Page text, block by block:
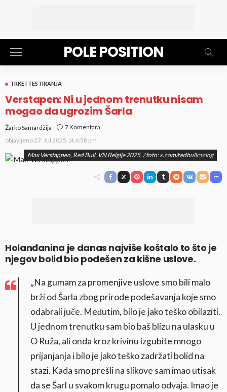
POLE POSITION
TRKE I TESTIRANJA
Verstapen: Ni u jednom trenutku nisam
mogao da ugrozim Šarla
Žarko Samardžija
7 Komentara
objavljeno 27. Jul 2025. at 6:58 pm
Max Verstappen, Red Bull, VN Belgije 2025. / foto: x.com/redbullracing
Holanđanina je danas najviše koštalo to što je
njegov bolid bio podešen za kišne uslove.
„Na gumam za promenjive uslove smo bili malo
brži od Šarla zbog prirode podešavanja koje smo
odabrali juče. Međutim, bilo je jako teško obilaziti.
U jednom trenutku sam bio baš blizu na ulasku u
O Ruža, ali onda kroz krivinu izgubite mnogo
prijanjanja i bilo je jako teško zadržati bolid na
stazi. Kada smo prešli na slikove sam imao utisak
da se Šarl u svakom krugu pomalo odvaja. Imao je